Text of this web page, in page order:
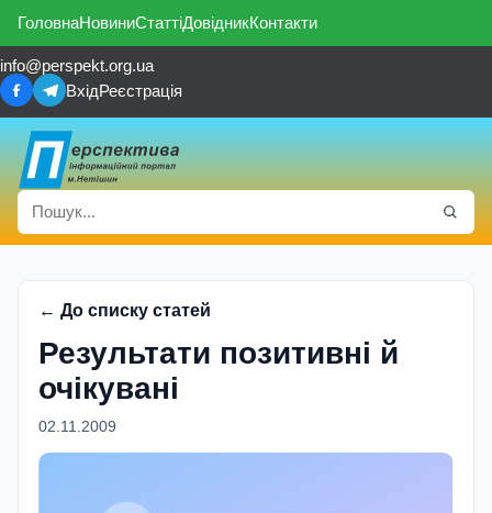
ГоловнаНовиниСтаттіДовідникКонтакти
info@perspekt.org.ua
ВхідРеєстрація
← До списку статей
Результати позитивні й
очікувані
02.11.2009